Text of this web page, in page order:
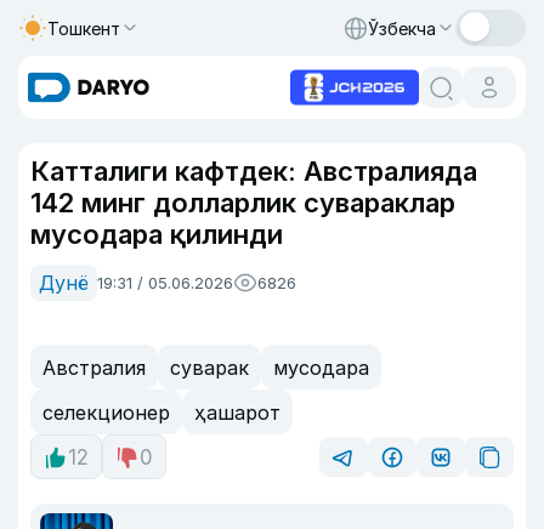
Тошкент Ўзбекча
Катталиги кафтдек: Австралияда
142 минг долларлик сувараклар
мусодара қилинди
Дунё 19:31 / 05.06.2026 6826
Австралия суварак
мусодара
селекционер
ҳашарот
12
0